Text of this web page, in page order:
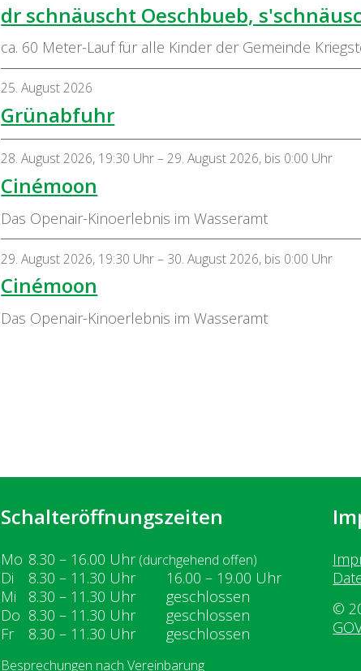
dr schnäuscht Oeschbueb,
ca. 60 Meter-Lauf für alle Kinder der Gemeinde
Grünabfuhr
25. August 2026
Cinémoon
28. August 2026, 19:30 Uhr– 29. August 2026, bis 0:00 Uhr
Das Openair-Kinoerlebnis im Wasseramt
Cinémoon
29. August 2026, 19:30 Uhr– 30. August 2026, bis 0:00 Uhr
Das Openair-Kinoerlebnis im Wasseramt
Schalteröffnungszeiten
WochentagVormittagNachmittag
Mo ntag
8.30 – 16.00 Uhr(durchgehend offen)
Di enstag
8.30 – 11.30 Uhr 16.00 – 19.00 Uhr
Mi ttwoch
8.30 – 11.30 Uhr
geschlossen
Do nnerstag
8.30 – 11.30 Uhr
geschlossen
Freitag8.30 – 11.30 Uhr geschlossen
Besprechungen nach Vereinbarung
©